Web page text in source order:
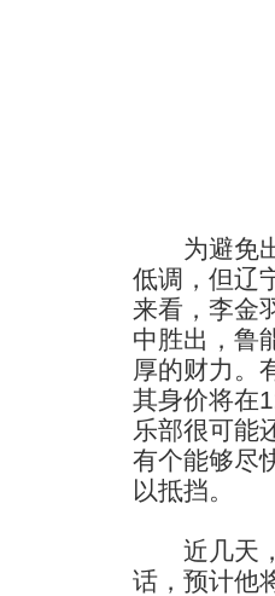
为避免出
低调，但辽
来看，李金
中胜出，鲁
厚的财力。
其身价将在
乐部很可能
有个能够尽
以抵挡。
近几天，
话，预计他